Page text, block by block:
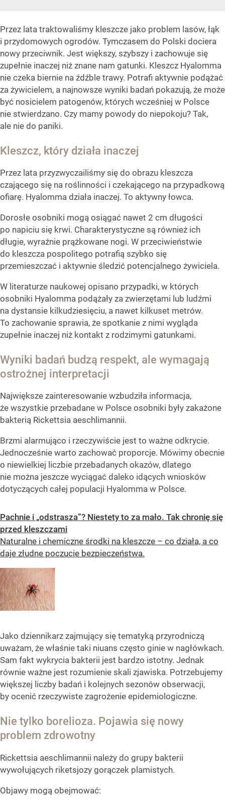
Przez lata traktowaliśmy kleszcze jako problem lasów, łąk
i przydomowych ogrodów. Tymczasem do Polski dociera
nowy przeciwnik. Jest większy, szybszy i zachowuje się
zupełnie inaczej niż znane nam gatunki. Kleszcz Hyalomma
nie czeka biernie na źdźble trawy. Potrafi aktywnie podążać
za żywicielem, a najnowsze wyniki badań pokazują, że może
być nosicielem patogenów, których wcześniej w Polsce
nie stwierdzano. Czy mamy powody do niepokoju? Tak,
ale nie do paniki.
Kleszcz, który działa inaczej
Przez lata przyzwyczailiśmy się do obrazu kleszcza
czającego się na roślinności i czekającego na przypadkową
ofiarę. Hyalomma działa inaczej. To aktywny łowca.
Dorosłe osobniki mogą osiągać nawet 2 cm długości
po napiciu się krwi. Charakterystyczne są również ich
długie, wyraźnie prążkowane nogi. W przeciwieństwie
do kleszcza pospolitego potrafią szybko się
przemieszczać i aktywnie śledzić potencjalnego żywiciela.
W literaturze naukowej opisano przypadki, w których
osobniki Hyalomma podążały za zwierzętami lub ludźmi
na dystansie kilkudziesięciu, a nawet kilkuset metrów.
To zachowanie sprawia, że spotkanie z nimi wygląda
zupełnie inaczej niż kontakt z rodzimymi gatunkami.
Wyniki badań budzą respekt, ale wymagają
ostrożnej interpretacji
Największe zainteresowanie wzbudziła informacja,
że wszystkie przebadane w Polsce osobniki były zakażone
bakterią Rickettsia aeschlimannii.
Brzmi alarmująco i rzeczywiście jest to ważne odkrycie.
Jednocześnie warto zachować proporcje. Mówimy obecnie
o niewielkiej liczbie przebadanych okazów, dlatego
nie można jeszcze wyciągać daleko idących wniosków
dotyczących całej populacji Hyalomma w Polsce.
Pachnie i „odstrasza”? Niestety to za mało. Tak chronię się
przed kleszczami
Naturalne i chemiczne środki na kleszcze – co działa, a co
daje złudne poczucie bezpieczeństwa.
Jako dziennikarz zajmujący się tematyką przyrodniczą
uważam, że właśnie taki niuans często ginie w nagłówkach.
Sam fakt wykrycia bakterii jest bardzo istotny. Jednak
równie ważne jest rozumienie skali zjawiska. Potrzebujemy
większej liczby badań i kolejnych sezonów obserwacji,
by ocenić rzeczywiste zagrożenie epidemiologiczne.
Nie tylko borelioza. Pojawia się nowy
problem zdrowotny
Rickettsia aeschlimannii należy do grupy bakterii
wywołujących riketsjozy gorączek plamistych.
Objawy mogą obejmować: